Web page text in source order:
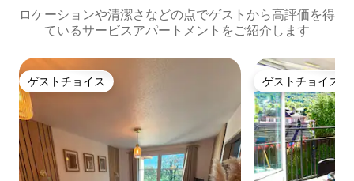
ロケーションや清潔さなどの点でゲストから高評価を得
ているサービスアパートメントをご紹介します
ゲストチョイス
ゲストチョイス ゲストチョイス
ゲストチョイス